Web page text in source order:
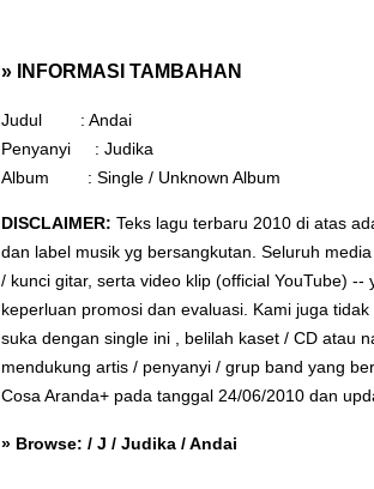
» INFORMASI TAMBAHAN
Judul : Andai
Penyanyi : Judika
Album : Single / Unknown Album
DISCLAIMER: Teks lagu terbaru 2010 di atas
dan label musik yg bersangkutan. Seluruh
/ kunci gitar, serta video klip (official YouTube)
keperluan promosi dan evaluasi. Kami juga
suka dengan single ini , belilah kaset / CD atau
mendukung artis / penyanyi / grup band yang
Cosa Aranda+ pada tanggal 24/06/2010 dan
» Browse: / J / Judika /Andai